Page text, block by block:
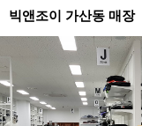
빅앤조이 가산동 매장